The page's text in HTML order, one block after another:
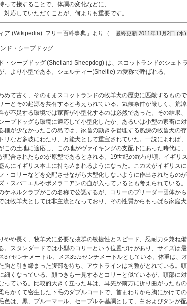
って接することで、体調の変化などに、
対応していただくことが、何よりも重要です。
ィア (Wikipedia): フリー百科事典」より（ 最終更新 2011年11月2日 (水)
・シープドッグ (Shetland Sheepdog) は、スコットランドのシェト
、より小型である。シェルティー(Sheltie) の愛称で呼ばれる。
めて古く、そのままスコットランドの牧羊犬の歴史に匹敵するもの
ーとその起源を共有すると考えられている。気候条件が厳しく、荒
が不足する環境では家畜が小型化するのは必然であった。その結果
ープドッグも環境に適応して小型化したか、あるいは小型の家畜に
柵が少なかったこの島では、家畜の動きを管理する熟練の牧畜犬の
リなど多岐にわたり、万能犬として重宝されていた。一説によれば
この土地に適応し、この地がヴァイキングの支配下にあった時代に
配合されたものが原型であるとされる。19世紀の終わり頃、イギリ
んにイギリス本土に持ち込まれるようになった。この犬がイギリス
・コリーなどを交配させながら大型化しないように作出されたもの
・スパニエルやポメラニアンの血が入っているとも考えられている
ケネルクラブがこの名称で公認するが、コリーのブリーダー団体か
は牧羊犬としては非主流となっており、その性質からもっぱら家庭
やや長く、牧羊犬に必要な抜群の敏捷性とスピード、忍耐力を兼ね
。スタンダードでは小型のコリーという位置づけがあり、サイズは
37センチメートル、メス35.5センチメートルとしている。体重は、
胸と引き締まった腹部を持ち、アウトラインは均整がとれている。
細くなっている。顔つきも一見するとコリーと似ているが、頭部に
っている。比較的大きく立った耳は、耳先が前方に折り曲がったも
らかくて密生した下毛のダブルコートで、首まわりから胸にかけて
色は、黒、ブルーマール、セーブルを基調として、白およびタンが